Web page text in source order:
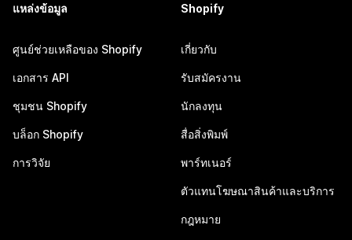
แหล่งข้อมูล
ศูนย์ช่วยเหลือของ Shopify
เอกสาร API
ชุมชน Shopify
บล็อก Shopify
การวิจัย
Shopify
เกี่ยวกับ
รับสมัครงาน
นักลงทุน
สื่อสิ่งพิมพ์
พาร์ทเนอร์
ตัวแทนโฆษณาสินค้าและบริการ
กฎหมาย